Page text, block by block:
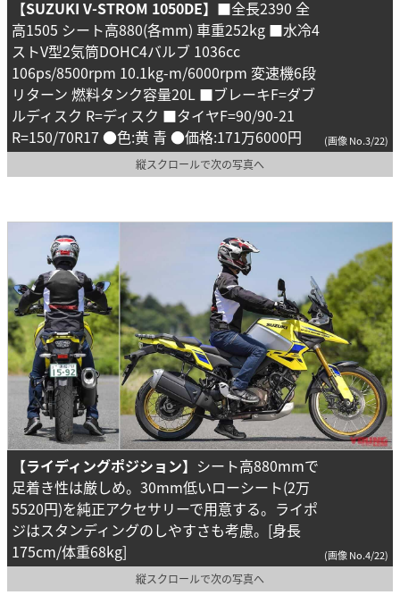
【SUZUKI V-STROM 1050DE】 ■全長2390 全
高1505 シート高880(各mm) 車重252kg ■水冷4
ストV型2気筒DOHC4バルブ 1036cc
106ps/8500rpm 10.1kg-m/6000rpm 変速機6段
リターン 燃料タンク容量20L ■ブレーキF=ダブ
ルディスク R=ディスク ■タイヤF=90/90-21
R=150/70R17 ●色:黄 青 ●価格:171万6000円
(画像 No.3/22)
縦スクロールで次の写真へ
【ライディングポジション】 シート高880mmで
足着き性は厳しめ。30mm低いローシート(2万
5520円)を純正アクセサリーで用意する。ライポ
ジはスタンディングのしやすさも考慮。[身長
175cm/体重68kg]
(画像 No.4/22)
縦スクロールで次の写真へ